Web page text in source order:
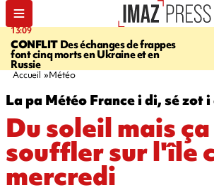
13:09
CONFLIT Des échanges de frappes
font cinq morts en Ukraine et en
Russie
Accueil Météo
La pa Météo France i di, sé zot i
Du soleil mais
souffler sur l'île
mercredi